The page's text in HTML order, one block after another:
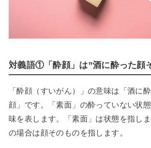
対義語①「酔顔」は”酒に酔った顔
「酔顔（すいがん）」の意味は「酒に
顔」です。「素面」の酔っていない状
味を表します。「素面」は状態を指しま
の場合は顔そのものを指します。